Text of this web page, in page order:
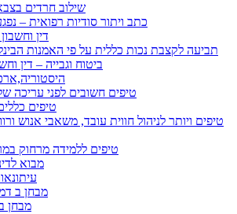
שילוב חרדים
כתב ויתור סודיות רפואית – נפגעי
דין וחשבון
תביעה לקצבת נכות כללית על פי האמנות
ביטוח וגבייה – דין
7 טיפים חשובים לפני עריכה
טיפים
21 טיפים ללמידה מרחוק
מבוא
מבחן ב
מבחן